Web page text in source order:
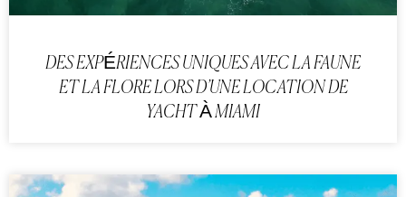
DES EXPÉRIENCES UNIQUES AVEC LA FAUNE
ET LA FLORE LORS D’UNE LOCATION DE
YACHT À MIAMI